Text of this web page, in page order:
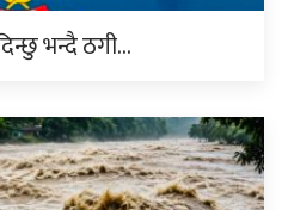
भन्दै ठगी…